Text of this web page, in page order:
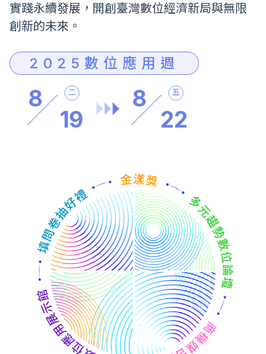
實踐永續發展，開創臺灣數位經濟新局與無限
創新的未來。
2025數位應用週
8
19
二 8
22
五